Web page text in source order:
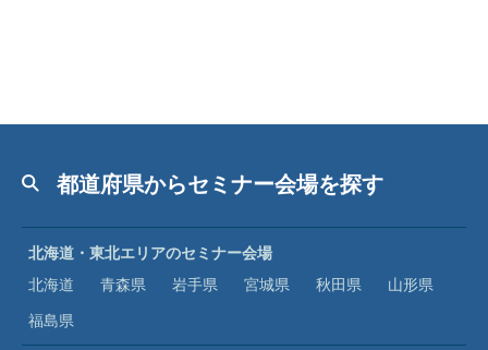
都道府県からセミナー会場を探す
北海道・東北エリアのセミナー会場
北海道
青森県 岩手県 宮城県 秋田県
山形県
福島県